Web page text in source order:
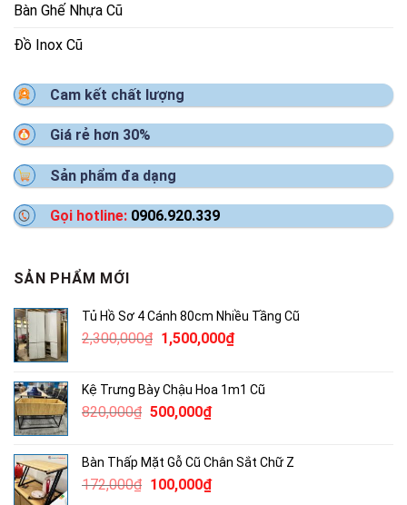
Bàn Ghế Nhựa Cũ
Đồ Inox Cũ
Cam kết chất lượng
Giá rẻ hơn 30%
Sản phẩm đa dạng
Gọi hotline: 0906.920.339
SẢN PHẨM MỚI
Tủ Hồ Sơ 4 Cánh 80cm Nhiều Tầng Cũ
2,300,000₫ Giá
2,300,000₫.
1,500,000₫Giá
là:
Kệ Trưng Bày Chậu Hoa 1m1 Cũ
820,000₫ Giá
820,000₫.
500,000₫Giá
là:
500,000₫.
Bàn Thấp Mặt Gỗ Cũ Chân Sắt Chữ Z
172,000₫ Giá
100,000₫Giá